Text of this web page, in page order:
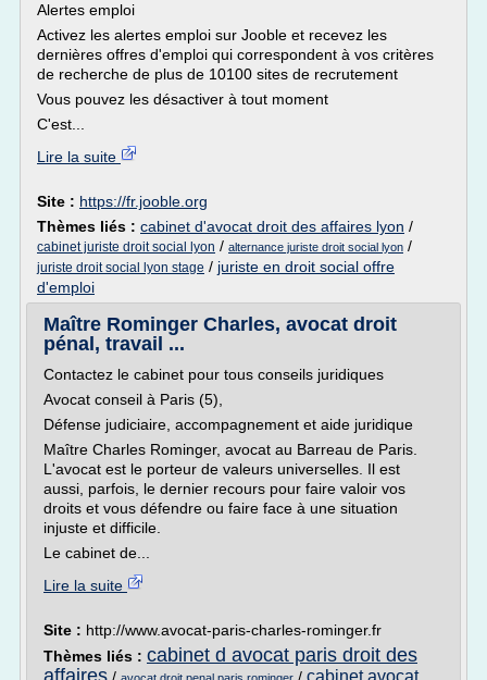
Alertes emploi
Activez les alertes emploi sur Jooble et recevez les
dernières offres d'emploi qui correspondent à vos critères
de recherche de plus de 10100 sites de recrutement
Vous pouvez les désactiver à tout moment
C'est...
Lire la suite
Site : https://fr.jooble.org
Thèmes liés : cabinet d'avocat droit des affaires lyon /
cabinet juriste droit social lyon / alternance juriste droit social lyon /
juriste droit social lyon stage / juriste en droit social offre
d'emploi
Maître Rominger Charles, avocat droit
pénal, travail ...
Contactez le cabinet pour tous conseils juridiques
Avocat conseil à Paris (5),
Défense judiciaire, accompagnement et aide juridique
Maître Charles Rominger, avocat au Barreau de Paris.
L'avocat est le porteur de valeurs universelles. Il est
aussi, parfois, le dernier recours pour faire valoir vos
droits et vous défendre ou faire face à une situation
injuste et difficile.
Le cabinet de...
Lire la suite
Site : http://www.avocat-paris-charles-rominger.fr
Thèmes liés : cabinet d avocat paris droit des
affaires
cabinet avocat